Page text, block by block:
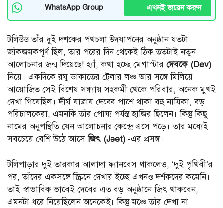
WhatsApp Group এখনই জয়েন করুন
টলিউড তাঁর দুই দশকের পথচলা উদযাপনের অনুষ্ঠান যতটা
জাঁকজমকপূর্ণ ছিল, তার পরের দিন থেকেই ঠিক ততটাই নতুন
আলোচনার জন্ম দিয়েছে! হ্যাঁ, কথা হচ্ছে মেগাস্টার দেবকে (Dev)
নিয়ে। একদিকে রঘু ডাকাতের ট্রেলার লঞ্চ আর সঙ্গে মিলিয়ে
আয়োজিত সেই বিশেষ সন্ধ্যায় সহকর্মী থেকে পরিবার, অনেক মুখই
দেখা গিয়েছিল। দীর্ঘ যাত্রায় দেবের পাশে থাকা বহু নায়িকা, বড়
পরিচালকেরা, এমনকি তাঁর পোষ্য পর্যন্ত হাজির ছিলেন। কিন্তু কিছু
নামের অনুপস্থিতি যেন আলোচনার কেন্দ্রে এসে পড়ে। তার মধ্যেই
সবচেয়ে বেশি উঠে আসেজিৎ (Jeet) -এর প্রসঙ্গ।
টলিপাড়ার দুই তারকার আলাদা ফ্যানবেস থাকলেও, ‘দুই পৃথিবী’র
পর, তাঁদের একসঙ্গে স্ক্রিনে দেখার ইচ্ছে এখনও দর্শকদের কমেনি।
তাই স্বাভাবিক ভাবেই দেবের এত বড় অনুষ্ঠানে জিৎ থাকবেন,
এমনটা ধরে নিয়েছিলেন অনেকেই। কিন্তু মঞ্চে তাঁর দেখা না